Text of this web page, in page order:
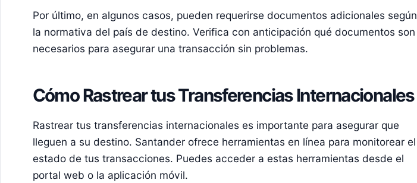
Por último, en algunos casos, pueden requerirse documentos adicionales según
la normativa del país de destino. Verifica con anticipación qué documentos son
necesarios para asegurar una transacción sin problemas.
Cómo Rastrear tus Transferencias Internacionales
Rastrear tus transferencias internacionales es importante para asegurar que
lleguen a su destino. Santander ofrece herramientas en línea para monitorear el
estado de tus transacciones. Puedes acceder a estas herramientas desde el
portal web o la aplicación móvil.